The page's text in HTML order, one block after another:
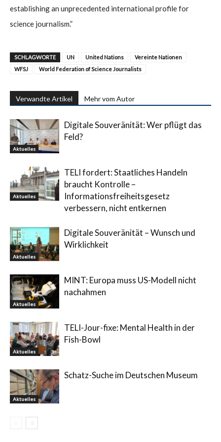
establishing an unprecedented international profile for
science journalism.”
SCHLAGWORTE UN United Nations
Vereinte Nationen
WFSJ
World Federation of Science Journalists
Verwandte Artikel Mehr vom Autor
Aktuelles
Digitale Souveränität: Wer pflügt das
Feld?
Aktuelles
TELI fordert: Staatliches Handeln
braucht Kontrolle –
Informationsfreiheitsgesetz
verbessern, nicht entkernen
Aktuelles
Digitale Souveränität – Wunsch und
Wirklichkeit
Aktuelles
MINT: Europa muss US-Modell nicht
nachahmen
Aktuelles
TELI-Jour-fixe: Mental Health in der
Fish-Bowl
Aktuelles
Schatz-Suche im Deutschen Museum